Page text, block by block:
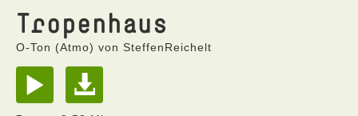
Tropenhaus
O-Ton (Atmo) von SteffenReichelt